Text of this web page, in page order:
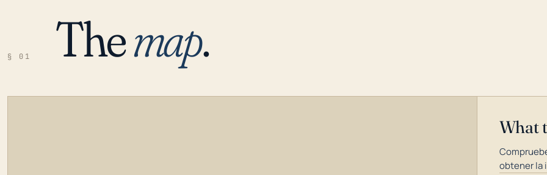
§ 01 Themap.
What
obtener la